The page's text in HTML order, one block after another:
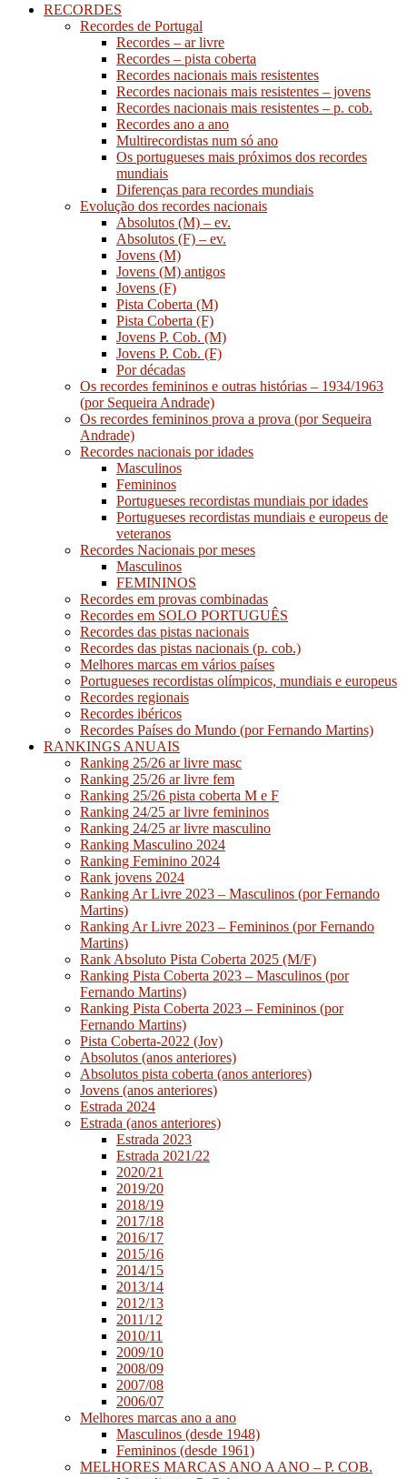
RECORDES
Recordes de Portugal
Recordes – ar livre
Recordes – pista coberta
Recordes nacionais mais resistentes
Recordes nacionais mais resistentes – jovens
Recordes nacionais mais resistentes – p. cob.
Recordes ano a ano
Multirecordistas num só ano
Os portugueses mais próximos dos recordes
mundiais
Diferenças para recordes mundiais
Evolução dos recordes nacionais
Absolutos (M) – ev.
Absolutos (F) – ev.
Jovens (M)
Jovens (M) antigos
Jovens (F)
Pista Coberta (M)
Pista Coberta (F)
Jovens P. Cob. (M)
Jovens P. Cob. (F)
Por décadas
Os recordes femininos e outras histórias – 1934/1963
(por Sequeira Andrade)
Os recordes femininos prova a prova (por Sequeira
Andrade)
Recordes nacionais por idades
Masculinos
Femininos
Portugueses recordistas mundiais por idades
Portugueses recordistas mundiais e europeus de
veteranos
Recordes Nacionais por meses
Masculinos
FEMININOS
Recordes em provas combinadas
Recordes em SOLO PORTUGUÊS
Recordes das pistas nacionais
Recordes das pistas nacionais (p. cob.)
Melhores marcas em vários países
Portugueses recordistas olímpicos, mundiais e europeus
Recordes regionais
Recordes ibéricos
Recordes Países do Mundo (por Fernando Martins)
RANKINGS ANUAIS
Ranking 25/26 ar livre masc
Ranking 25/26 ar livre fem
Ranking 25/26 pista coberta M e F
Ranking 24/25 ar livre femininos
Ranking 24/25 ar livre masculino
Ranking Masculino 2024
Ranking Feminino 2024
Rank jovens 2024
Ranking Ar Livre 2023 – Masculinos (por Fernando
Martins)
Ranking Ar Livre 2023 – Femininos (por Fernando
Martins)
Rank Absoluto Pista Coberta 2025 (M/F)
Ranking Pista Coberta 2023 – Masculinos (por
Fernando Martins)
Ranking Pista Coberta 2023 – Femininos (por
Fernando Martins)
Pista Coberta-2022 (Jov)
Absolutos (anos anteriores)
Absolutos pista coberta (anos anteriores)
Jovens (anos anteriores)
Estrada 2024
Estrada (anos anteriores)
Estrada 2023
Estrada 2021/22
2020/21
2019/20
2018/19
2017/18
2016/17
2015/16
2014/15
2013/14
2012/13
2011/12
2010/11
2009/10
2008/09
2007/08
2006/07
Melhores marcas ano a ano
Masculinos (desde 1948)
Femininos (desde 1961)
MELHORES MARCAS ANO A ANO – P. COB.